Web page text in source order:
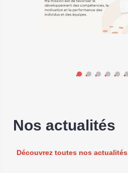
Nos actualités
Découvrez toutes nos actualités